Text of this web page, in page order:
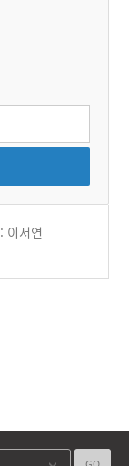
: 이서연